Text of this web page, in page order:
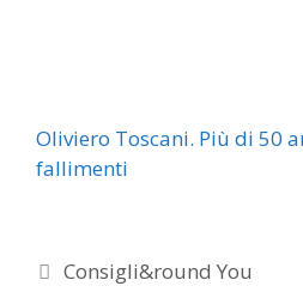
Oliviero Toscani. Più di 50
fallimenti
Categorie
Consigli&round You